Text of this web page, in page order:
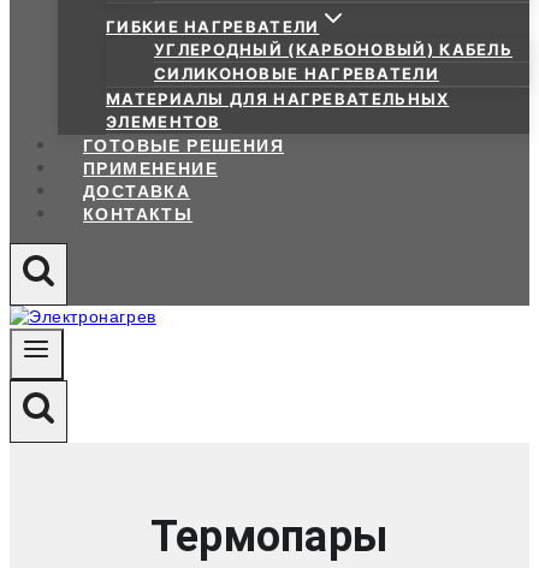
ГИБКИЕ НАГРЕВАТЕЛИ
УГЛЕРОДНЫЙ (КАРБОНОВЫЙ) КАБЕЛЬ
СИЛИКОНОВЫЕ НАГРЕВАТЕЛИ
МАТЕРИАЛЫ ДЛЯ НАГРЕВАТЕЛЬНЫХ
ЭЛЕМЕНТОВ
ГОТОВЫЕ РЕШЕНИЯ
ПРИМЕНЕНИЕ
ДОСТАВКА
КОНТАКТЫ
Термопары